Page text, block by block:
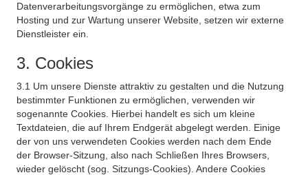
Datenverarbeitungsvorgänge zu ermöglichen, etwa zum
Hosting und zur Wartung unserer Website, setzen wir externe
Dienstleister ein.
3. Cookies
3.1 Um unsere Dienste attraktiv zu gestalten und die Nutzung
bestimmter Funktionen zu ermöglichen, verwenden wir
sogenannte Cookies. Hierbei handelt es sich um kleine
Textdateien, die auf Ihrem Endgerät abgelegt werden. Einige
der von uns verwendeten Cookies werden nach dem Ende
der Browser-Sitzung, also nach Schließen Ihres Browsers,
wieder gelöscht (sog. Sitzungs-Cookies). Andere Cookies